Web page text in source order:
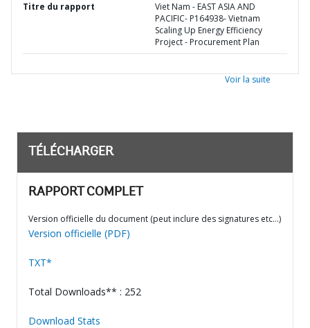
Titre du rapport
Viet Nam - EAST ASIA AND
PACIFIC- P164938- Vietnam
Scaling Up Energy Efficiency
Project - Procurement Plan
Voir la suite
TÉLÉCHARGER
RAPPORT COMPLET
Version officielle du document (peut inclure des signatures etc…)
Version officielle (PDF)
TXT*
Total Downloads** : 252
Download Stats